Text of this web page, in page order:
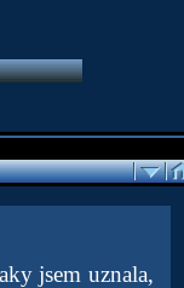
jsem uznala,